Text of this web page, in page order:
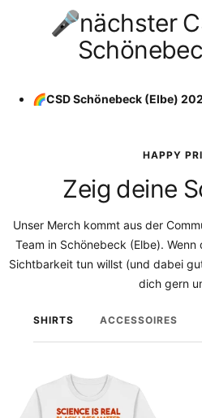
🎤nächster
🌈CSD Schönebeck (Elbe)
HAPPY
Zeig deine
Unser Merch kommt aus der
Team in Schönebeck (Elbe).
Sichtbarkeit tun willst (und dabei
dich gern
SHIRTS ACCESSOIRES